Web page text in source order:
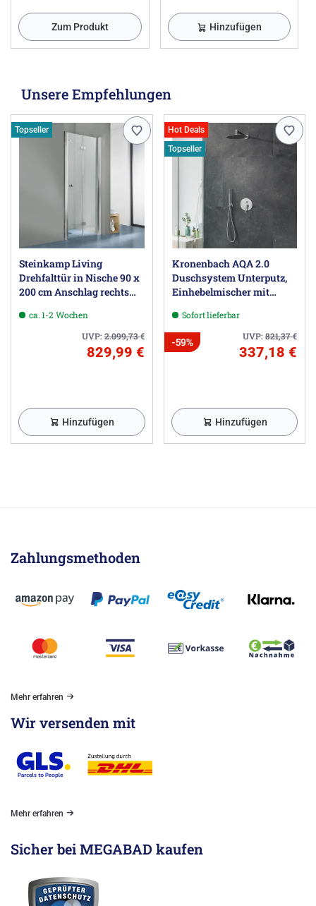
Zum Produkt Hinzufügen
Unsere Empfehlungen
Topseller
Steinkamp Living
Drehfalttür in Nische 90 x
200 cm Anschlag rechts
ca. 1-2 Wochen
UVP:2.099,73€
829,99 €
Hinzufügen
Hot Deals
Topseller
Kronenbach AQA 2.0
Duschsystem Unterputz,
Einhebelmischer mit
Sofort lieferbar
UVP:821,37€
-59%
337,18 €
Hinzufügen
Zahlungsmethoden
Mehr erfahren
Wir versenden mit
Mehr erfahren
Sicher bei MEGABAD kaufen